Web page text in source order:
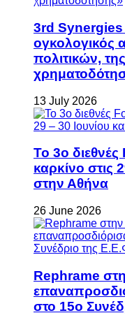
3rd
ογκολογικός
πολιτικών,
13 July 2026
Το 3ο
καρκίνο στις
στην Αθήνα
26 June 2026
Rephrame
στο 15ο